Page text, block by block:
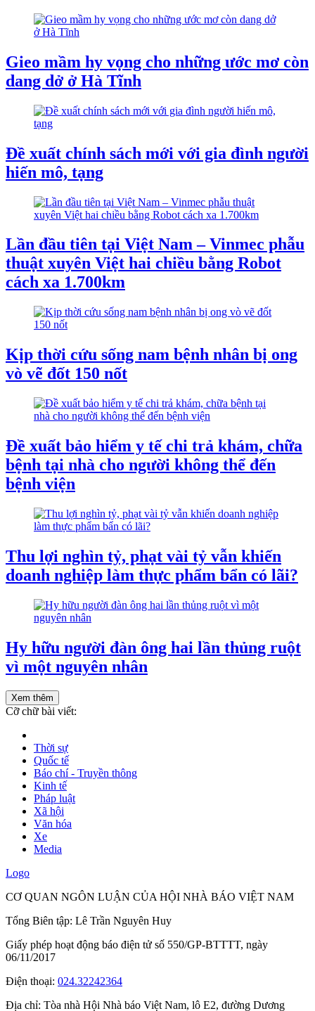
Gieo mầm hy vọng cho những ước mơ còn
dang dở ở Hà Tĩnh
Đề xuất chính sách mới với gia đình người
hiến mô, tạng
Lần đầu tiên tại Việt Nam – Vinmec phẫu
thuật xuyên Việt hai chiều bằng Robot
cách xa 1.700km
Kịp thời cứu sống nam bệnh nhân bị ong
vò vẽ đốt 150 nốt
Đề xuất bảo hiểm y tế chi trả khám, chữa
bệnh tại nhà cho người không thể đến
bệnh viện
Thu lợi nghìn tỷ, phạt vài tỷ vẫn khiến
doanh nghiệp làm thực phẩm bẩn có lãi?
Hy hữu người đàn ông hai lần thủng ruột
vì một nguyên nhân
Xem thêm
Cỡ chữ bài viết:
Thời sự
Quốc tế
Báo chí - Truyền thông
Kinh tế
Pháp luật
Xã hội
Văn hóa
Xe
Media
Logo
CƠ QUAN NGÔN LUẬN CỦA HỘI NHÀ BÁO VIỆT NAM
Tổng Biên tập: Lê Trần Nguyên Huy
Giấy phép hoạt động báo điện tử số 550/GP-BTTTT, ngày
06/11/2017
Điện thoại: 024.32242364
Địa chỉ: Tòa nhà Hội Nhà báo Việt Nam, lô E2, đường Dương